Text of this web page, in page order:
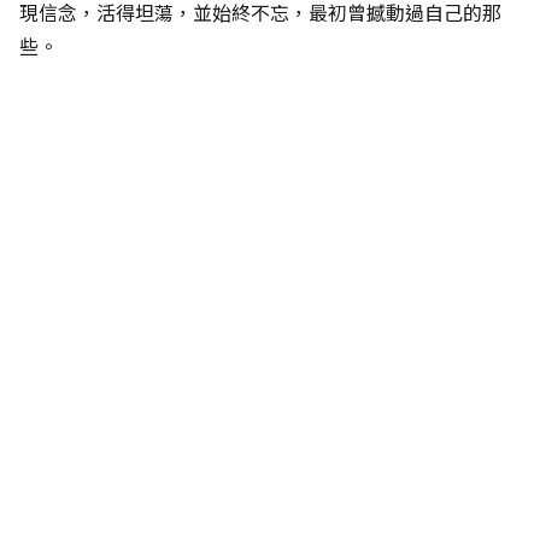
現信念，活得坦蕩，並始終不忘，最初曾撼動過自己的那
些。